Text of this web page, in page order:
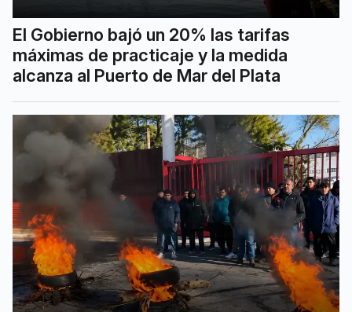
El Gobierno bajó un 20% las tarifas
máximas de practicaje y la medida
alcanza al Puerto de Mar del Plata